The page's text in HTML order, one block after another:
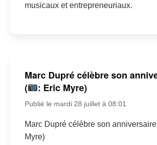
musicaux et entrepreneuriaux.
Marc Dupré célèbre son
(
: Eric Myre)
Publié le mardi 28 juillet à 08:01
Marc Dupré célèbre son
Myre)